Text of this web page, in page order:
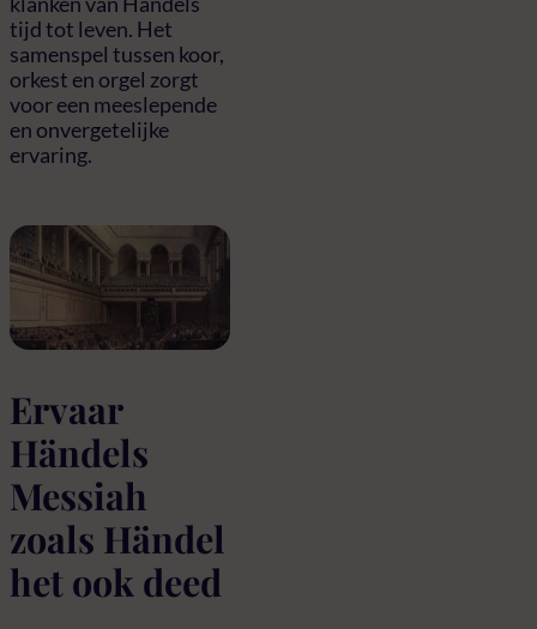
tijd tot leven. Het
samenspel tussen koor,
orkest en orgel zorgt
voor een meeslepende
en onvergetelijke
ervaring.
Ervaar
Händels
Messiah
zoals Händel
het ook deed